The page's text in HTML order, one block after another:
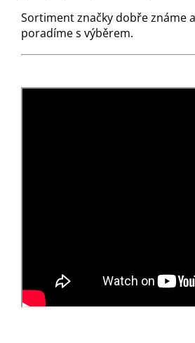
Sortiment značky dobře známe
poradíme s výběrem.